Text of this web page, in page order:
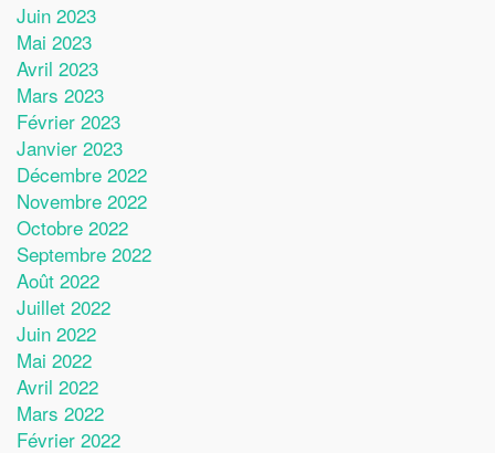
Juin 2023
Mai 2023
Avril 2023
Mars 2023
Février 2023
Janvier 2023
Décembre 2022
Novembre 2022
Octobre 2022
Septembre 2022
Août 2022
Juillet 2022
Juin 2022
Mai 2022
Avril 2022
Mars 2022
Février 2022